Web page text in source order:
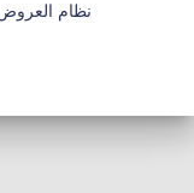
نظام العروض